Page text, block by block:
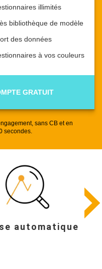
illimités
bibliothèque de modèle
des données
à vos couleurs
GRATUIT
sans CB et en
secondes.
automatique